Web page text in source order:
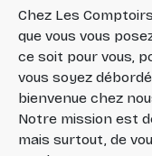
Chez Les
que vous vous
ce soit pour vous,
vous soyez
bienvenue chez
Notre mission est
mais surtout, de